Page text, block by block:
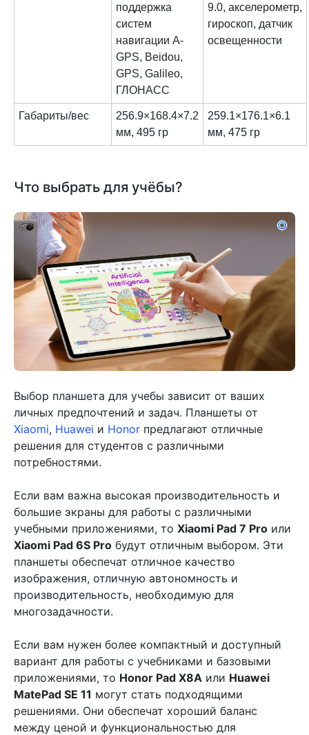
поддержка
систем
навигации A-
GPS, Beidou,
GPS, Galileo,
ГЛОНАСС
9.0, акселерометр,
гироскоп, датчик
освещенности
Габариты/вес
256.9×168.4×7.2
мм, 495 гр
259.1×176.1×6.1
мм, 475 гр
Что выбрать для учёбы?
Выбор планшета для учебы зависит от ваших
личных предпочтений и задач. Планшеты от
Xiaomi, Huawei и Honor предлагают отличные
решения для студентов с различными
потребностями.
Если вам важна высокая производительность и
большие экраны для работы с различными
учебными приложениями, то Xiaomi Pad 7 Pro или
Xiaomi Pad 6S Pro будут отличным выбором. Эти
планшеты обеспечат отличное качество
изображения, отличную автономность и
производительность, необходимую для
многозадачности.
Если вам нужен более компактный и доступный
вариант для работы с учебниками и базовыми
приложениями, то Honor Pad X8A или Huawei
MatePad SE 11 могут стать подходящими
решениями. Они обеспечат хороший баланс
между ценой и функциональностью для